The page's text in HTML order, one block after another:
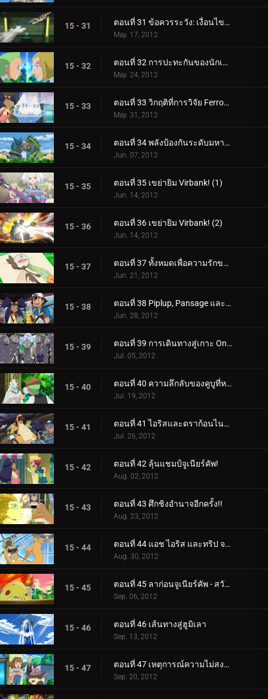
15 - 31 ตอนที่ 31 ข้อควรระวัง: เงื่อนไขการต่อสู้น้ำแข็ง!
May. 17, 2012
15 - 32 ตอนที่ 32 การปะทะกันของนักเลง!
May. 24, 2012
15 - 33 ตอนที่ 33 วิกฤติที่การวิจัย Ferroseed!
May. 31, 2012
15 - 34 ตอนที่ 34 พลังป้องกันระดับมหากาพย์!
Jun. 07, 2012
15 - 35 ตอนที่ 35 เขย่ายิม Virbank! (1)
Jun. 14, 2012
15 - 36 ตอนที่ 36 เขย่ายิม Virbank! (2)
Jun. 14, 2012
15 - 37 ตอนที่ 37 ทั้งหมดเพื่อความรักของ Meloetta!
Jun. 21, 2012
15 - 38 ตอนที่ 38 Piplup, Pansage และการพบกันของ Times!
Jun. 28, 2012
15 - 39 ตอนที่ 39 การเดินทางสู่เกาะ Onix!
Jul. 05, 2012
15 - 40 ตอนที่ 40 ความลึกลับของคูบูที่หายไป!
Jul. 19, 2012
15 - 41 ตอนที่ 41 ไอริสและดราก้อนไนท์อันธพาล!
Jul. 26, 2012
15 - 42 ตอนที่ 42 ลุ้นแชมป์จูเนียร์คัพ!
Aug. 02, 2012
15 - 43 ตอนที่ 43 ศึกชิงอำนาจอีกครั้ง!!
Aug. 23, 2012
15 - 44 ตอนที่ 44 แอช ไอริส และทริป จากนั้นก็มีสามคน!!
Aug. 30, 2012
15 - 45 ตอนที่ 45 ลาก่อนจูเนียร์คัพ - สวัสดีการผจญภัย!
Sep. 06, 2012
15 - 46 ตอนที่ 46 เส้นทางสู่ฮูมิเลา
Sep. 13, 2012
15 - 47 ตอนที่ 47 เหตุการณ์ความไม่สงบที่เนอสเซอรี่
Sep. 20, 2012